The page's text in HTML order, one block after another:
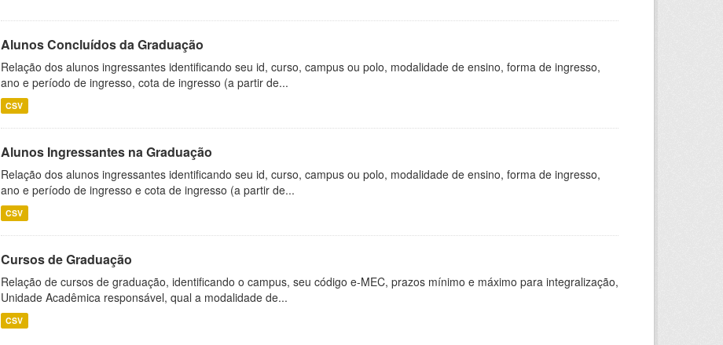
Alunos Concluídos da Graduação
Relação dos alunos ingressantes identificando seu id, curso, campus ou polo, modalidade de ensino, forma de ingresso,
ano e período de ingresso, cota de ingresso (a partir de...
CSV
Alunos Ingressantes na Graduação
Relação dos alunos ingressantes identificando seu id, curso, campus ou polo, modalidade de ensino, forma de ingresso,
ano e período de ingresso e cota de ingresso (a partir de...
CSV
Cursos de Graduação
Relação de cursos de graduação, identificando o campus, seu código e-MEC, prazos mínimo e máximo para integralização,
Unidade Acadêmica responsável, qual a modalidade de...
CSV